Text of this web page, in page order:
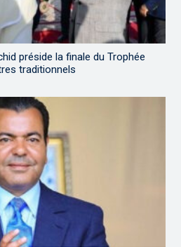
préside la finale du Trophée
traditionnels